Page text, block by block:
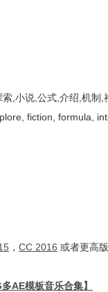
,小说,公式,介绍,机
fiction, formula,
， CC 2016 或者更高
多AE模板音乐合集】